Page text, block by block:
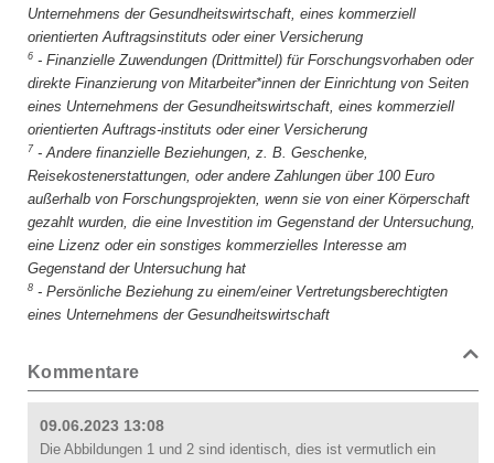
Unternehmens der Gesundheitswirtschaft, eines kommerziell
orientierten Auftragsinstituts oder einer Versicherung
6 - Finanzielle Zuwendungen (Drittmittel) für Forschungsvorhaben oder
direkte Finanzierung von Mitarbeiter*innen der Einrichtung von Seiten
eines Unternehmens der Gesundheitswirtschaft, eines kommerziell
orientierten Auftrags-instituts oder einer Versicherung
7 - Andere finanzielle Beziehungen, z. B. Geschenke,
Reisekostenerstattungen, oder andere Zahlungen über 100 Euro
außerhalb von Forschungsprojekten, wenn sie von einer Körperschaft
gezahlt wurden, die eine Investition im Gegenstand der Untersuchung,
eine Lizenz oder ein sonstiges kommerzielles Interesse am
Gegenstand der Untersuchung hat
8 - Persönliche Beziehung zu einem/einer Vertretungsberechtigten
eines Unternehmens der Gesundheitswirtschaft
Kommentare
09.06.2023 13:08
Die Abbildungen 1 und 2 sind identisch, dies ist vermutlich ein